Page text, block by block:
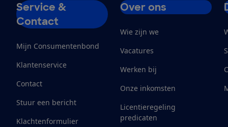
Service &
Contact
Mijn Consumentenbond
Klantenservice
Contact
Stuur een bericht
Klachtenformulier
Over ons
Wie zijn we
Vacatures
Werken bij
Onze inkomsten
Licentieregeling
predicaten